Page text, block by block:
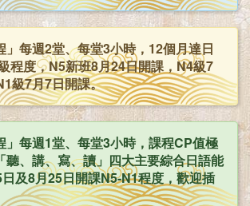
」每週2堂、每堂3小時，12個月達日
程度，N5新班8月24日開課，N4級7
級7月7日開課。
」每週1堂、每堂3小時，課程CP值極
聽、講、寫、讀」四大主要綜合日語能
及8月25日開課N5-N1程度，歡迎插